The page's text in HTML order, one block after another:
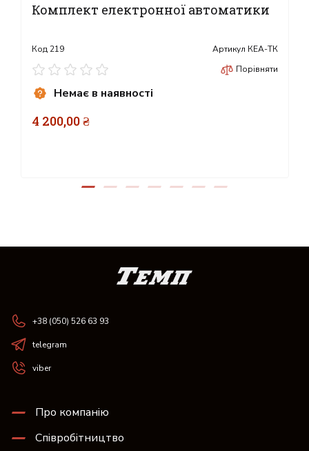
Комплект електронної автоматики
Код 219 Артикул КЕА-ТК
Порівняти
Немає в наявності
4 200,00 ₴
+38 (050) 526 63 93
telegram
viber
Про компанію
Співробітництво